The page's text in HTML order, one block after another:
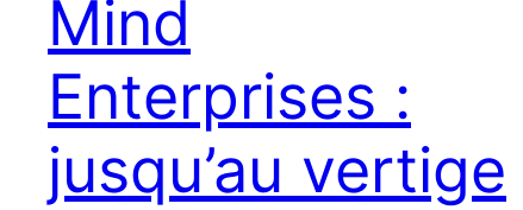
Mind
Enterprises :
jusqu’au vertige